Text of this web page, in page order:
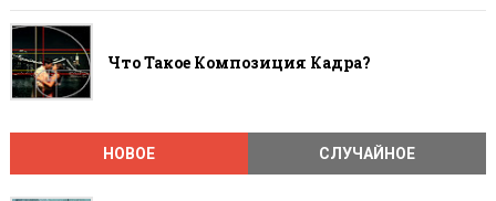
Что Такое Композиция Кадра?
НОВОЕ СЛУЧАЙНОЕ